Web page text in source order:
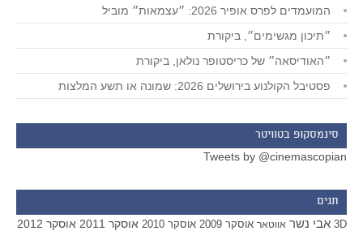
המועמדים לפרס אופיר 2026: ״עצמאות״ מוביל
״תיכון מגשימים״, ביקורת
״האודיסאה״ של כריסטופר נולאן, ביקורת
פסטיבל הקולנוע בירושלים 2026: שמונה או תשע המלצות
סינמסקופ בטוויטר
Tweets by @cinemascopian
תגים
3D אבי נשר אווטאר אוסקר 2009 אוסקר 2010 אוסקר 2011 אוסקר 2012